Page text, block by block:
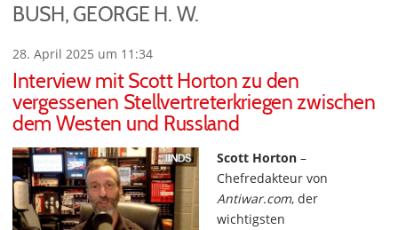
BUSH, GEORGE H. W.
28. April 2025 um 11:34
Interview mit Scott Horton zu den
vergessenen Stellvertreterkriegen zwischen
dem Westen und Russland
Scott Horton –
Chefredakteur von
Antiwar.com, der
wichtigsten